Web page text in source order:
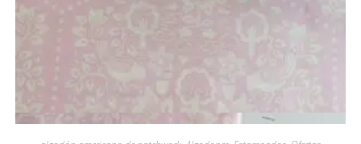
Vista rápida